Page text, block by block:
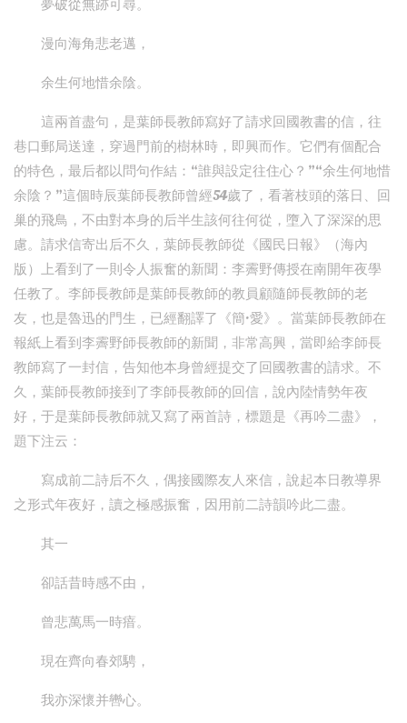
夢破從無跡可尋。
漫向海角悲老邁，
余生何地惜余陰。
這兩首盡句，是葉師長教師寫好了請求回國教書的信，往
巷口郵局送達，穿過門前的樹林時，即興而作。它們有個配合
的特色，最后都以問句作結：“誰與設定往住心？”“余生何地惜
余陰？”這個時辰葉師長教師曾經54歲了，看著枝頭的落日、回
巢的飛鳥，不由對本身的后半生該何往何從，墮入了深深的思
慮。請求信寄出后不久，葉師長教師從《國民日報》（海內
版）上看到了一則令人振奮的新聞：李霽野傳授在南開年夜學
任教了。李師長教師是葉師長教師的教員顧隨師長教師的老
友，也是魯迅的門生，已經翻譯了《簡·愛》。當葉師長教師在
報紙上看到李霽野師長教師的新聞，非常高興，當即給李師長
教師寫了一封信，告知他本身曾經提交了回國教書的請求。不
久，葉師長教師接到了李師長教師的回信，說內陸情勢年夜
好，于是葉師長教師就又寫了兩首詩，標題是《再吟二盡》，
題下注云：
寫成前二詩后不久，偶接國際友人來信，說起本日教導界
之形式年夜好，讀之極感振奮，因用前二詩韻吟此二盡。
其一
卻話昔時感不由，
曾悲萬馬一時瘖。
現在齊向春郊騁，
我亦深懷并轡心。